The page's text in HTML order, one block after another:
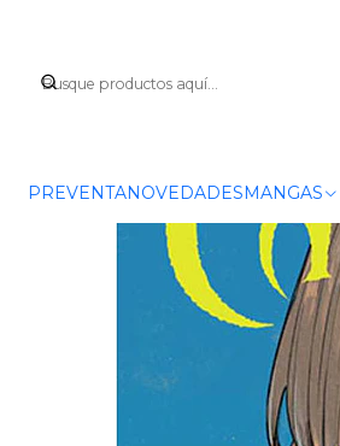
PREVENTANOVEDADESMANGAS